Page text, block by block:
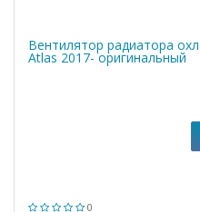
Вентилятор радиатора
Atlas 2017- оригинальный
0